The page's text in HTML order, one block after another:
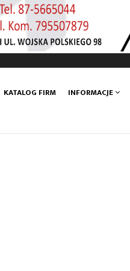
KATALOG FIRM INFORMACJE